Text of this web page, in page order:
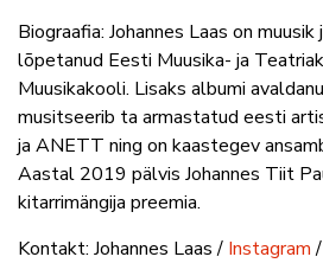
Biograafia: Johannes Laas on
lõpetanud Eesti Muusika- ja
Muusikakooli. Lisaks albumi
musitseerib ta armastatud eesti
ja ANETT ning on kaastegev
Aastal 2019 pälvis Johannes Tiit
kitarrimängija preemia.
Kontakt: Johannes Laas / Instagram